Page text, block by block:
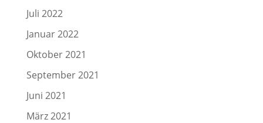
Juli 2022
Januar 2022
Oktober 2021
September 2021
Juni 2021
März 2021